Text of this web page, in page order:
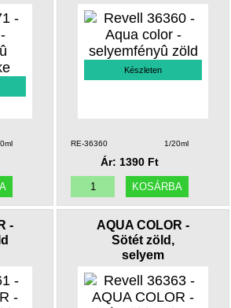
Készleten
RE-36360 1/20ml
Ár: 1390 Ft
-
AQUA COLOR -
Sötét zöld,
selyem